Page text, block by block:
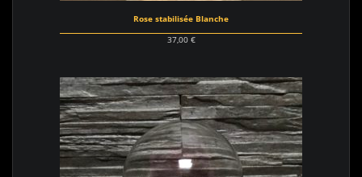
Rose stabilisée Blanche
37,00 €